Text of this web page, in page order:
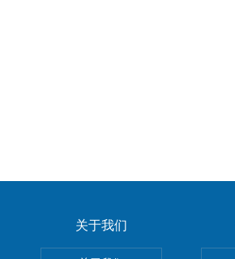
关于我们